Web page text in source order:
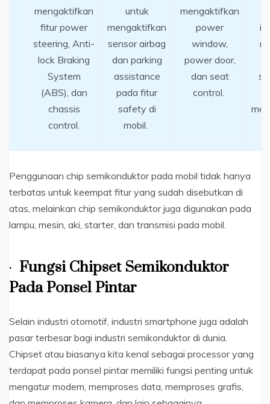
mengaktifkan
fitur power
steering, Anti-
lock Braking
System
(ABS), dan
chassis
control.
untuk
mengaktifkan
sensor airbag
dan parking
assistance
pada fitur
safety di
mobil.
mengaktifkan
power
window,
power door,
dan seat
control.
Penggunaan chip semikonduktor pada mobil tidak hanya
terbatas untuk keempat fitur yang sudah disebutkan di
atas, melainkan chip semikonduktor juga digunakan pada
lampu, mesin, aki, starter, dan transmisi pada mobil.
· Fungsi Chipset Semikonduktor
Pada Ponsel Pintar
Selain industri otomotif, industri smartphone juga adalah
pasar terbesar bagi industri semikonduktor di dunia.
Chipset atau biasanya kita kenal sebagai processor yang
terdapat pada ponsel pintar memiliki fungsi penting untuk
mengatur modem, memproses data, memproses grafis,